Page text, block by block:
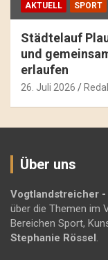
AKTUELL SPORT
Städtelauf
und
erlaufen
26. Juli 2026
Über uns
Vogtlandstreicher -
über die Themen im
Bereichen Sport,
Stephanie Rössel .